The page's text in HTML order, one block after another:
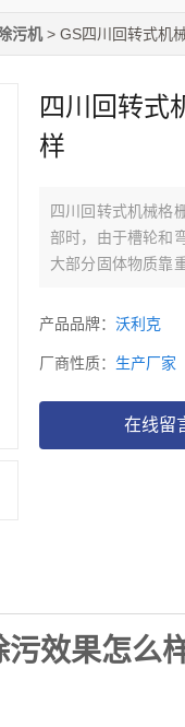
污机> GS四川回转式机
四川回转式
样
四川回转式机械格
部时，由于槽轮和
大部分固体物质靠
产品品牌： 沃利克
厂商性质： 生产厂家
在线留
污效果怎么